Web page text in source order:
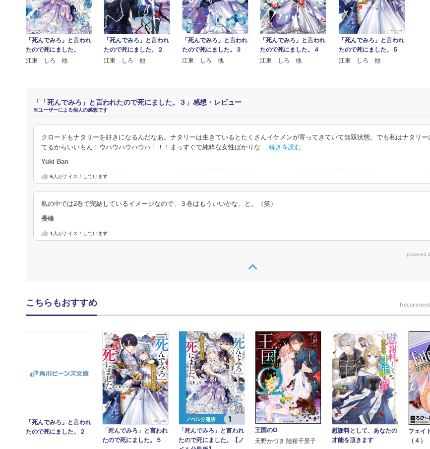
「死んでみろ」と言われ
たので死にました。
江東 しろ 他
「死んでみろ」と言われ
たので死にました。２
江東 しろ 他
「死んでみろ」と言われ
たので死にました。３
江東 しろ 他
「死んでみろ」と言われ
たので死にました。４
江東 しろ 他
「死んでみろ」と言われ
たので死にました。５
江東 しろ 他
「「死んでみろ」と言われたので死にました。３」感想・レビュー
※ユーザーによる個人の感想です
クロードもナタリーを好きになるんだなあ。ナタリーは生きているとたくさんイケメンが寄ってきていて無双状態。でも私はナタリー
てるからいいもん！ウハウハウハウハ！！！まっすぐで純粋な女性ばかりな
…続きを読む
Yuki Ban
6人がナイス！しています
私の中では2巻で完結しているイメージなので、３巻はもういいかな、と。（笑）
長峰
1 人がナイス！しています
powered
こちらもおすすめ
「死んでみろ」と言われ
たので死にました。２
「死んでみろ」と言われ
たので死にました。５
「死んでみろ」と言われ
たので死にました。【ノ
王国のΩ
天野かづき 陸裕千景子
慰謝料として、あなたの
才能を頂きます
フェイ
（４）